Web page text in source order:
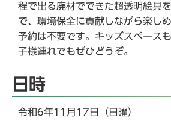
程で出る廃材でできた超透明絵具
で、環境保全に貢献しながら楽し
予約は不要です。キッズスペース
子様連れでもぜひどうぞ。
日時
令和6年11月17日（日曜）